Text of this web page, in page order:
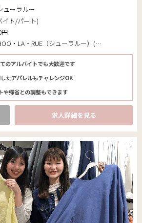
ューラルー
イト/パート)
円
・RUE（シューラルー）(栃木県 足利市)
のアルバイトでも大歓迎です
たアパレルもチャレンジOK
や帰省との調整もできます
求人詳細を見る